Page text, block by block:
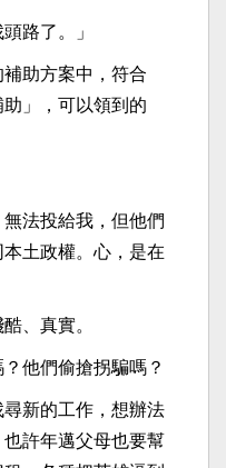
路了。」
助方案中，符合
助」，可以領到的
法投給我，但他們
土政權。心，是在
、真實。
他們偷搶拐騙嗎？
新的工作，想辦法
許年邁父母也要幫